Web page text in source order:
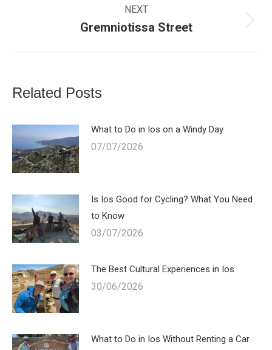
NEXT
Next
Gremniotissa Street
Related Posts
What to Do in Ios on a Windy Day
07/07/2026
Is Ios Good for Cycling? What You Need
to Know
03/07/2026
The Best Cultural Experiences in Ios
30/06/2026
What to Do in Ios Without Renting a Car